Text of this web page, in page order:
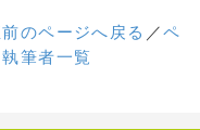
のページへ戻る ／ペ
執筆者一覧